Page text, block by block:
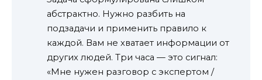
абстрактно. Нужно разбить на
подзадачи и применить правило к
каждой. Вам не хватает информации от
других людей. Три часа — это сигнал:
«Мне нужен разговор с экспертом /